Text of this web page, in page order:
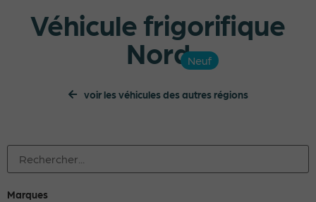
Véhicule frigorifique
Nord
voir les véhicules des autres régions
Marques
Neuf